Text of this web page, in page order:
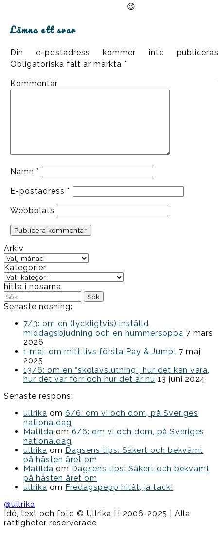
😉
Lämna ett svar
Din e-postadress kommer inte
Obligatoriska fält är märkta *
Kommentar
Namn *
E-postadress *
Webbplats
Arkiv
Arkiv
Kategorier
Kategorier
hitta i nosarna
Sök
efter:
Senaste nosning:
7/3: om en (lyckligtvis) inställd
middagsbjudning och en hummersoppa 7 mars
2026
1 maj: om mitt livs första Pay & Jump! 7 maj
2025
13/6: om en “skolavslutning”, hur det kan vara,
hur det var förr och hur det är nu 13 juni 2024
Senaste respons:
ullrika om 6/6: om vi och dom, på Sveriges
nationaldag
Matilda om 6/6: om vi och dom, på Sveriges
nationaldag
ullrika om Dagsens tips: Säkert och bekvämt
på hästen året om
Matilda om Dagsens tips: Säkert och bekvämt
på hästen året om
ullrika om Fredagspepp hitåt, ja tack!
@ullrika
Idé, text och foto © Ullrika H 2006-2025 | Alla
rättigheter reserverade